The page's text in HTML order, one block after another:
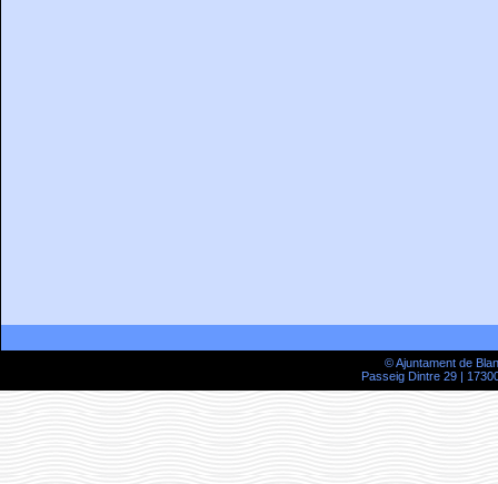
© Ajuntament de
Passeig Dintre 29 |